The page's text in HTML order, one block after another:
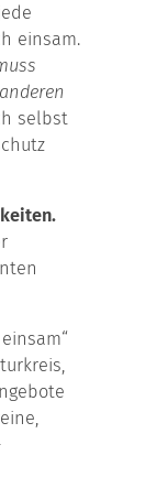
einsam.
selbst